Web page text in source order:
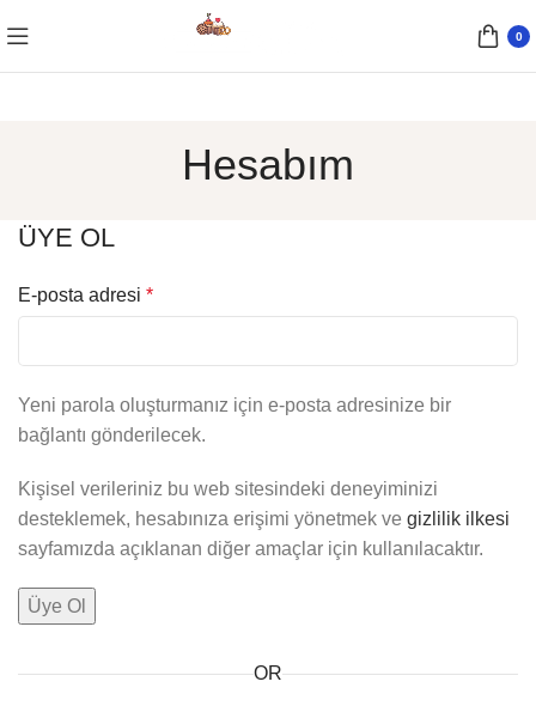
0
Hesabım
ÜYE OL
E-posta adresi *
Yeni parola oluşturmanız için e-posta adresinize bir
bağlantı gönderilecek.
Kişisel verileriniz bu web sitesindeki deneyiminizi
desteklemek, hesabınıza erişimi yönetmek ve gizlilik ilkesi
sayfamızda açıklanan diğer amaçlar için kullanılacaktır.
Üye Ol
OR